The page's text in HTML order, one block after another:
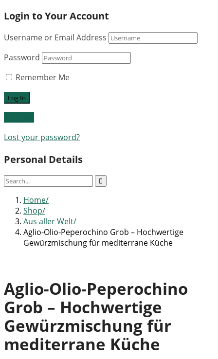
Login to Your Account
Username or Email Address
Password
Remember Me
Lost your password?
Personal Details
Home
Shop
Aus aller Welt
Aglio-Olio-Peperochino Grob – Hochwertige
Gewürzmischung für mediterrane Küche
Aglio-Olio-Peperochino
Grob – Hochwertige
Gewürzmischung für
mediterrane Küche